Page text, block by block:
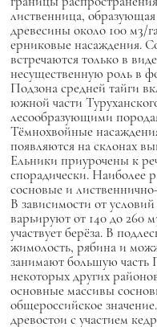
лиственница,
древесины около 100
ерниковые насаждения.
встречаются только в
несущественную роль в
Подзона средней тайги
южной части
лесообразующими
Тёмнохвойные
появляются на склонах
Ельники приурочены к
спорадически. Наиболее
сосновые и
В зависимости от
варьируют от 140 до 260
участвует берёза. В
жимолость, рябина и
занимают большую часть
некоторых других
основные массивы
общероссийское
древостои с участием